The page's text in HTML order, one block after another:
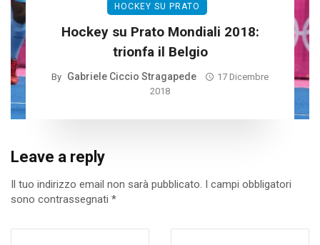
HOCKEY SU PRATO
Hockey su Prato Mondiali 2018:
trionfa il Belgio
By Gabriele Ciccio Stragapede
17 Dicembre
2018
Leave a reply
Il tuo indirizzo email non sarà pubblicato.
I campi obbligatori
sono contrassegnati *